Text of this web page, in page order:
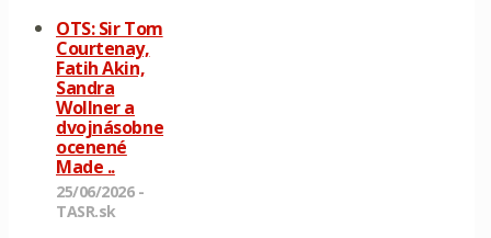
OTS: Sir Tom
Courtenay,
Fatih Akin,
Sandra
Wollner a
dvojnásobne
ocenené
Made ..
25/06/2026 -
TASR.sk